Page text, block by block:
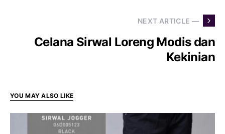
NEXT ARTICLE —
Celana Sirwal Loreng Modis dan
Kekinian
YOU MAY ALSO LIKE